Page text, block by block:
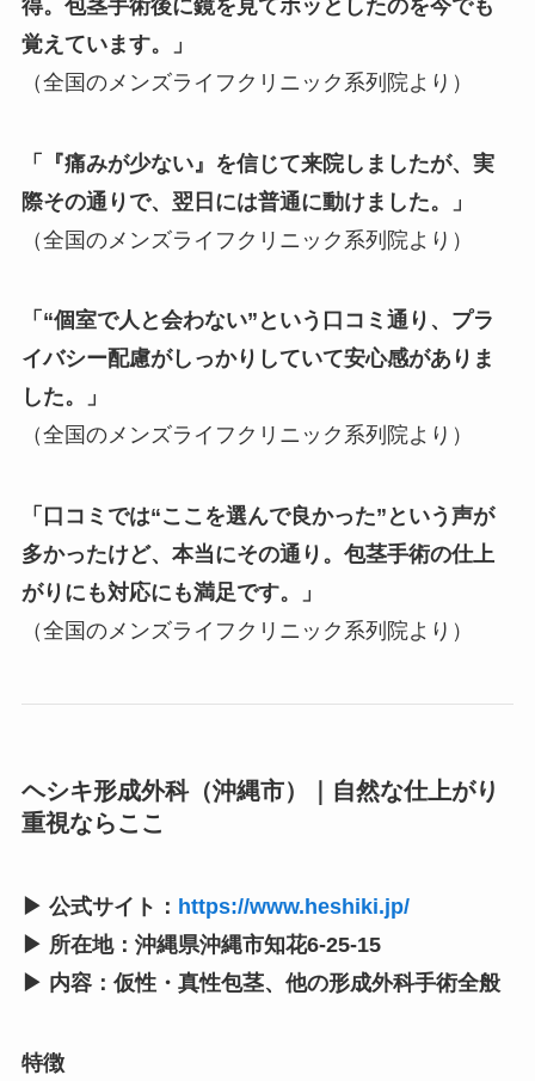
得。包茎手術後に鏡を見てホッとしたのを今でも
覚えています。」
（全国のメンズライフクリニック系列院より）
「『痛みが少ない』を信じて来院しましたが、実
際その通りで、翌日には普通に動けました。」
（全国のメンズライフクリニック系列院より）
「“個室で人と会わない”という口コミ通り、プラ
イバシー配慮がしっかりしていて安心感がありま
した。」
（全国のメンズライフクリニック系列院より）
「口コミでは“ここを選んで良かった”という声が
多かったけど、本当にその通り。包茎手術の仕上
がりにも対応にも満足です。」
（全国のメンズライフクリニック系列院より）
ヘシキ形成外科（沖縄市）｜自然な仕上がり
重視ならここ
▶ 公式サイト： https://www.heshiki.jp/
▶ 所在地：沖縄県沖縄市知花6-25-15
▶ 内容：仮性・真性包茎、他の形成外科手術全般
特徴